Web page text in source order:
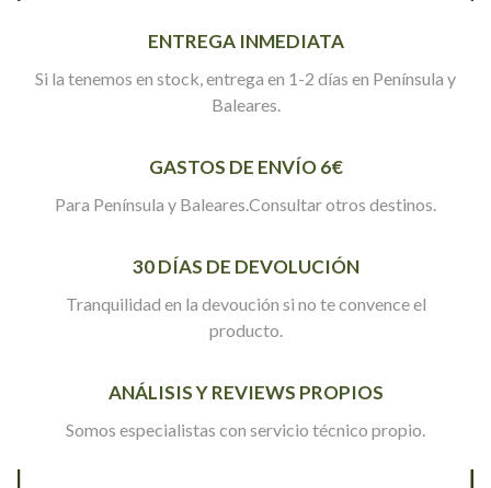
ENTREGA INMEDIATA
Si la tenemos en stock, entrega en 1-2 días en Península y
Baleares.
GASTOS DE ENVÍO 6€
Para Península y Baleares.Consultar otros destinos.
30 DÍAS DE DEVOLUCIÓN
Tranquilidad en la devoución si no te convence el
producto.
ANÁLISIS Y REVIEWS PROPIOS
Somos especialistas con servicio técnico propio.